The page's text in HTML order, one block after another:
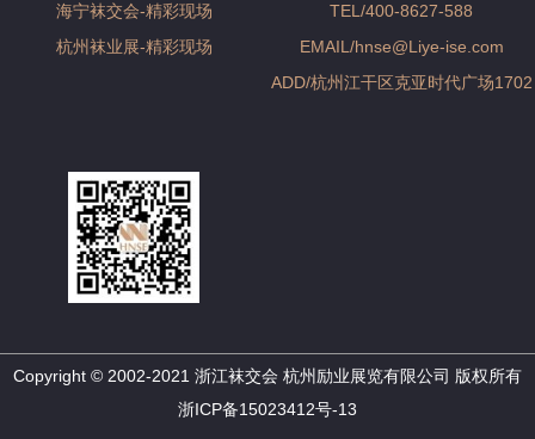
海宁袜交会-精彩现场
杭州袜业展-精彩现场
TEL/400-8627-588
EMAIL/hnse@Liye-ise.com
ADD/杭州江干区克亚时代广场1702
Copyright © 2002-2021 浙江袜交会 杭州励业展览有限公司 版权所有
浙ICP备15023412号-13